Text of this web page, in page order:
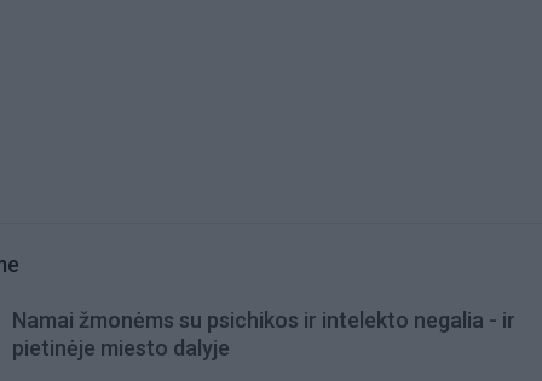
Namai žmonėms su psichikos ir intelekto negalia - ir
pietinėje miesto dalyje